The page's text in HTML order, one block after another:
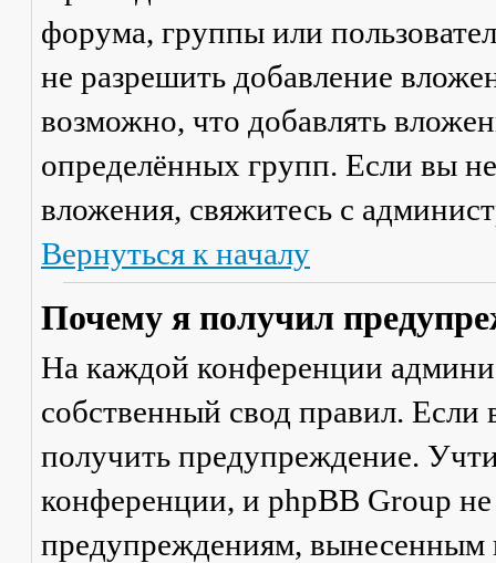
форума, группы или
не разрешить добавление
возможно, что добавлять
определённых групп. Если вы
вложения, свяжитесь с
Вернуться к началу
Почему я получил
На каждой конференции
собственный свод правил.
получить предупреждение.
конференции, и phpBB Group
предупреждениям, вынесенным